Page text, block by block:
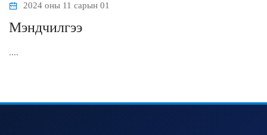
2024 оны 11 сарын 01
Мэндчилгээ
....